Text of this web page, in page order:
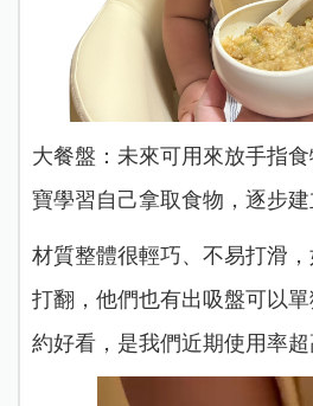
大餐盤：未來可用來放手指
寶學習自己拿取食物，逐步建
材質整體很輕巧、不易打滑
打翻，他們也有出吸盤可以
約好看，是我們近期使用率超